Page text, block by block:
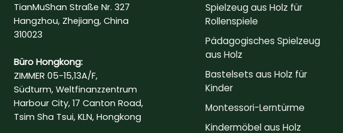
TianMuShan Straße Nr. 327
Hangzhou, Zhejiang, China
310023
Büro Hongkong:
ZIMMER 05-15,13A/F,
Südturm, Weltfinanzzentrum
Harbour City, 17 Canton Road,
Tsim Sha Tsui, KLN, Hongkong
Spielzeug aus Holz für
Rollenspiele
Pädagogisches Spielzeug
aus Holz
Bastelsets aus Holz für
Kinder
Montessori-Lerntürme
Kindermöbel aus Holz